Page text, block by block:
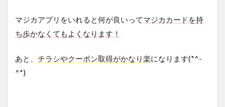
マジカアプリをいれると何が良いってマジカカードを持
ち歩かなくてもよくなります！
あと、 チラシやクーポン取得がかなり楽になります(*^-
^*)